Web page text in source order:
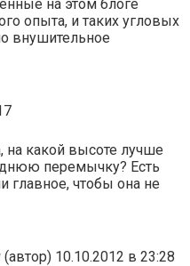
на этом блоге
опыта, и таких угловых
внушительное
на какой высоте лучше
перемычку? Есть
главное, чтобы она не
(автор) 10.10.2012 в 23:28